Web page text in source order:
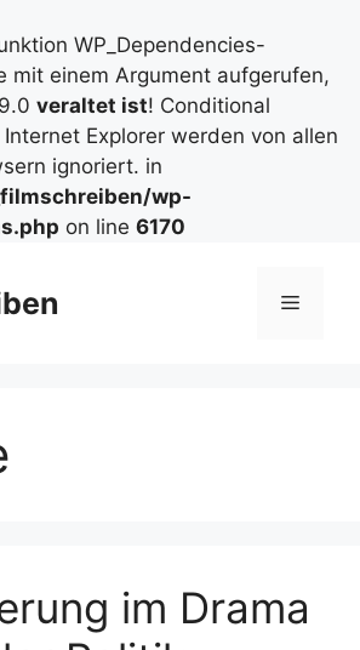
WP_Dependencies-
mit einem Argument aufgerufen,
veraltet ist! Conditional
Explorer werden von allen
ignoriert. in
wp-
on line 6170
Menü
im Drama